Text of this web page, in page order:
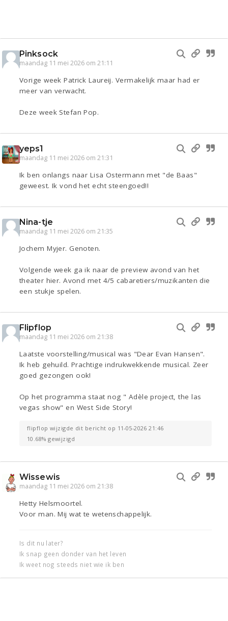
Pinksock
maandag 11 mei 2026 om 21:11
Vorige week Patrick Laureij. Vermakelijk maar had er
meer van verwacht.
Deze week Stefan Pop.
yeps1
maandag 11 mei 2026 om 21:31
Ik ben onlangs naar Lisa Ostermann met "de Baas"
geweest. Ik vond het echt steengoed!!
Nina-tje
maandag 11 mei 2026 om 21:35
Jochem Myjer. Genoten.
Volgende week ga ik naar de preview avond van het
theater hier. Avond met 4/5 cabaretiers/muzikanten die
een stukje spelen.
Flipflop
maandag 11 mei 2026 om 21:38
Laatste voorstelling/musical was "Dear Evan Hansen".
Ik heb gehuild. Prachtige indrukwekkende musical. Zeer
goed gezongen ook!
Op het programma staat nog " Adèle project, the las
vegas show" en West Side Story!
flipflop wijzigde dit bericht op 11-05-2026 21:46
10.68% gewijzigd
Wissewis
maandag 11 mei 2026 om 21:38
Hetty Helsmoortel.
Voor man. Mij wat te wetenschappelijk.
Is dit nu later?
Ik snap geen donder van het leven
Ik weet nog steeds niet wie ik ben